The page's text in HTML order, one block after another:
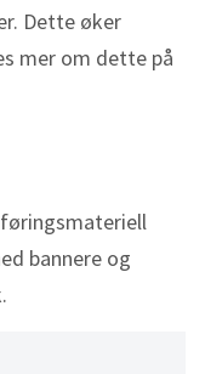
Dette øker
mer om dette på
bannere og